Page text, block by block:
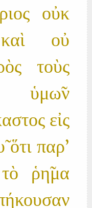
οὐκ
οὐ
τοὺς
ὑμω̃ν
εἰς
ὅτι παρ'
ῥη̃μα